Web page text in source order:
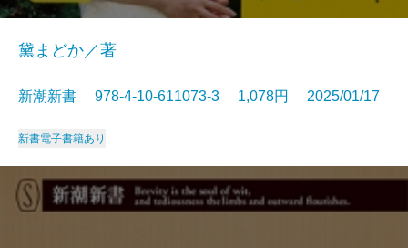
黛まどか／著
新潮新書 978-4-10-611073-3 1,078円 2025/01/17
新書電子書籍あり